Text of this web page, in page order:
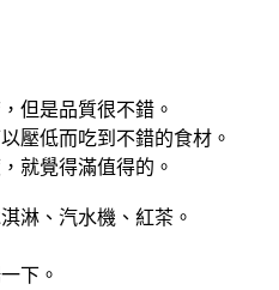
但是品質很不錯。
壓低而吃到不錯的食材。
就覺得滿值得的。
淋、汽水機、紅茶。
下。